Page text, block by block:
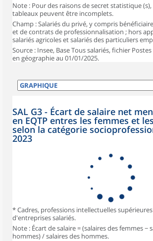
Note : Pour des raisons de secret statistique
tableaux peuvent être incomplets.
Champ : Salariés du privé, y compris
et de contrats de professionnalisation ; hors
salariés agricoles et salariés des particuliers
Source : Insee, Base Tous salariés, fichier
en géographie au 01/01/2025.
SAL G3 - Écart de salaire net
en EQTP entres les femmes et
selon la catégorie
2023
* Cadres, professions intellectuelles
d'entreprises salariés.
Note : Écart de salaire = (salaires des femmes −
hommes) / salaires des hommes.